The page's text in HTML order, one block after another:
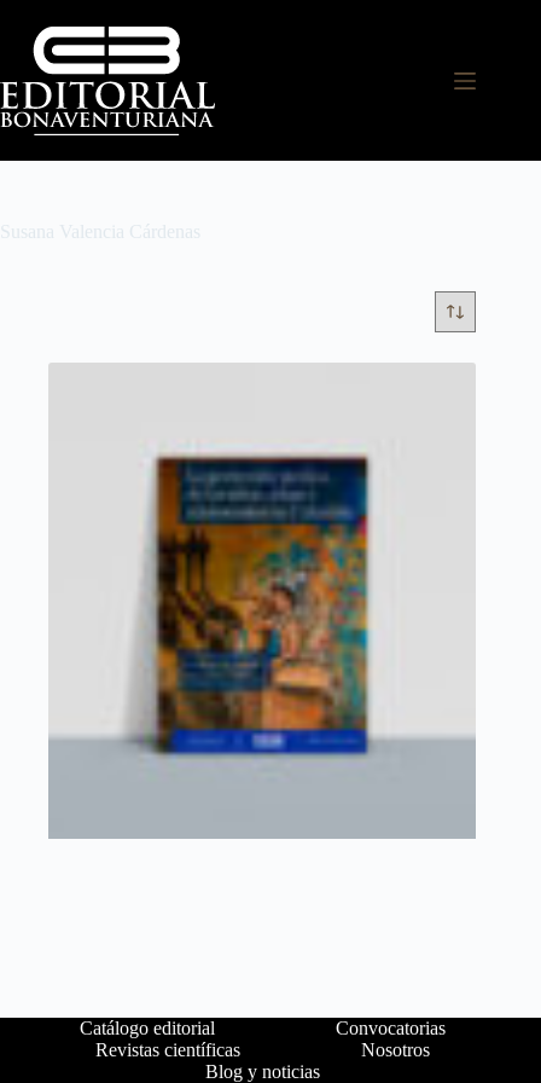
Susana Valencia Cárdenas
Catálogo editorial
Convocatorias
Revistas científicas
Nosotros
Blog y noticias